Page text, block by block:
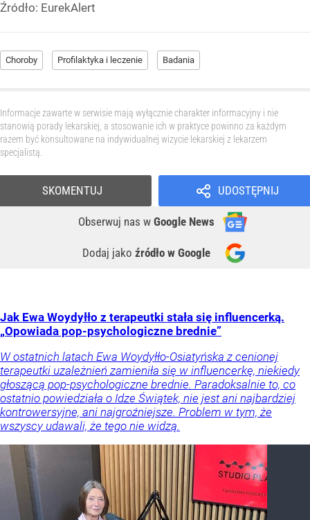
Źródło: EurekAlert
Choroby Profilaktyka i leczenie Badania
Informacje zawarte w serwisie mają wyłącznie charakter informacyjny i nie
stanowią porady lekarskiej, a stosowanie ich w praktyce powinno za każdym
razem być konsultowane na indywidualnej wizycie lekarskiej z lekarzem
specjalistą.
UDOSTĘPNIJ
Obserwuj nas w Google News
Dodaj jako źródło w Google
SKOMENTUJ
Jak Ewa Woydyłło z terapeutki stała się influencerką.
„Opowiada pop-psychologiczne brednie”
W ostatnich latach Ewa Woydyłło-Osiatyńska z cenionej
terapeutki uzależnień zamieniła się w influencerkę, niekiedy
głoszącą pop-psychologiczne brednie. Paradoksalnie to, co
ostatnio powiedziała o Idze Świątek, nie jest ani najbardziej
kontrowersyjne, ani najgroźniejsze. Problem w tym, że
wszyscy udawali, że tego nie widzą.